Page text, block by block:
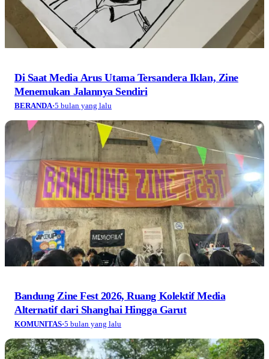
Di Saat Media Arus Utama Tersandera Iklan, Zine
Menemukan Jalannya Sendiri
BERANDA·5 bulan yang lalu
Bandung Zine Fest 2026, Ruang Kolektif Media
Alternatif dari Shanghai Hingga Garut
KOMUNITAS·5 bulan yang lalu